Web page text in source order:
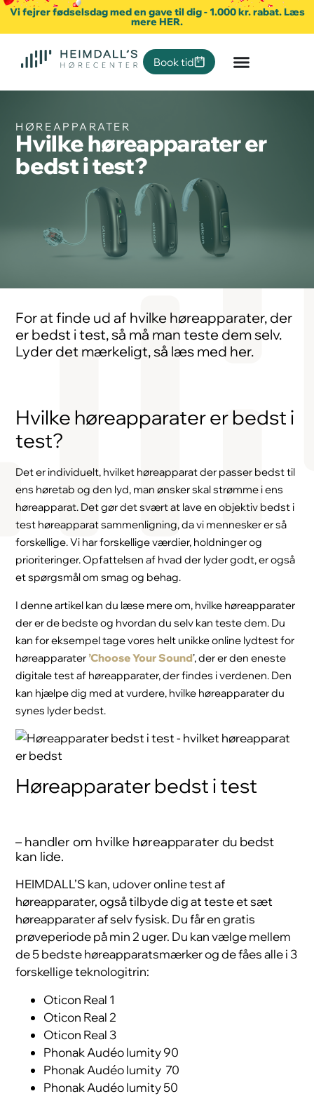
Vi fejrer fødselsdag med en gave til dig - 1.000 kr. rabat. Læs
mere HER.
Book tid
HØREAPPARATER
Hvilke høreapparater er
bedst i test?
For at finde ud af hvilke høreapparater, der
er bedst i test, så må man teste dem selv.
Lyder det mærkeligt, så læs med her.
Hvilke høreapparater er bedst i
test?
Det er individuelt, hvilket høreapparat der passer bedst til
ens høretab og den lyd, man ønsker skal strømme i ens
høreapparat. Det gør det svært at lave en objektiv bedst i
test høreapparat sammenligning, da vi mennesker er så
forskellige. Vi har forskellige værdier, holdninger og
prioriteringer. Opfattelsen af hvad der lyder godt, er også
et spørgsmål om smag og behag.
I denne artikel kan du læse mere om, hvilke høreapparater
der er de bedste og hvordan du selv kan teste dem. Du
kan for eksempel tage vores helt unikke online lydtest for
høreapparater ’Choose Your Sound’, der er den eneste
digitale test af høreapparater, der findes i verdenen. Den
kan hjælpe dig med at vurdere, hvilke høreapparater du
synes lyder bedst.
Høreapparater bedst i test
– handler om hvilke høreapparater du bedst
kan lide.
HEIMDALL’S kan, udover online test af
høreapparater, også tilbyde dig at teste et sæt
høreapparater af selv fysisk. Du får en gratis
prøveperiode på min 2 uger. Du kan vælge mellem
de 5 bedste høreapparatsmærker og de fåes alle i 3
forskellige teknologitrin:
Oticon Real 1
Oticon Real 2
Oticon Real 3
Phonak Audéo lumity 90
Phonak Audéo lumity 70
Phonak Audéo lumity 50